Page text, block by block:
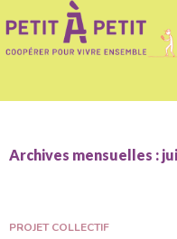
Archives mensuelles :
PROJET COLLECTIF